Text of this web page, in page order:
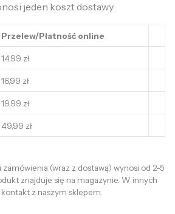
jeden koszt dostawy.
Przelew/Płatność online
14,99 zł
16,99 zł
19,99 zł
49,99 zł
zamówienia (wraz z dostawą) wynosi od 2-5
znajduje się na magazynie. W innych
z naszym sklepem.